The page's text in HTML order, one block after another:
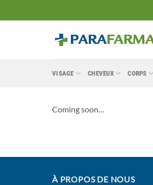
au
VISAGE CHEVEUX CORPS
Coming soon…
À PROPOS DE NOUS